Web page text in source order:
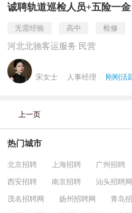
诚聘轨道巡检人员+五险一金
无需经验 高中 检修
河北北驰客运服务 民营
宋女士 人事经理 刚刚活
上一页
热门城市
北京招聘 上海招聘 广州招聘
西安招聘
南京招聘 汕头招聘网
茂名招聘网
扬州招聘网 青岛